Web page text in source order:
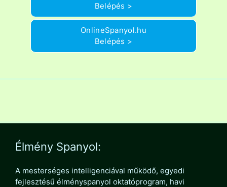
Belépés >
OnlineSpanyol.hu
Belépés >
Élmény Spanyol:
A mesterséges intelligenciával működő, egyedi
fejlesztésű élményspanyol oktatóprogram, havi